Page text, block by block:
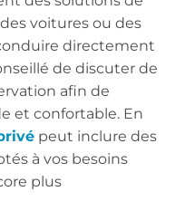
voitures ou des
directement
de discuter de
afin de
et confortable. En
peut inclure des
à vos besoins
plus